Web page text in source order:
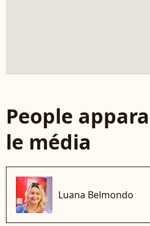
People
le média
Luana Belmondo